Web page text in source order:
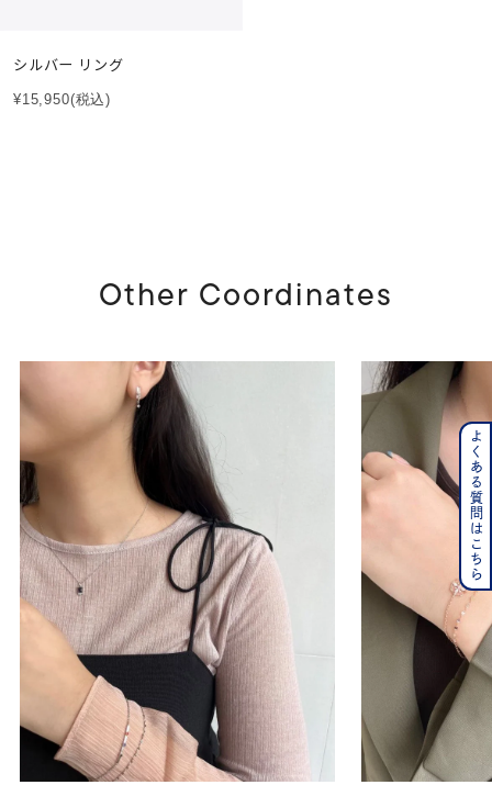
シルバー リング
¥15,950(税込)
Other Coordinates
よくある質問はこちら